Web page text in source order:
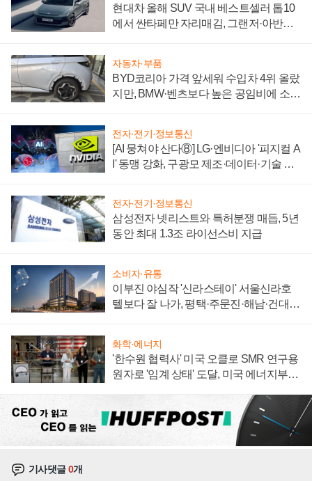
현대차 올해 SUV 국내 베스트셀러 톱10
에서 싼타페만 자리매김, 그랜저·아반떼
자동차·부품
BYD코리아 가격 앞세워 수입차 4위 올랐
지만, BMW·벤츠보다 높은 공임비에 소비
전자·전기·정보통신
[AI 뭉쳐야 산다⑧] LG·엔비디아 '피지컬 A
I' 동맹 강화, 구광모 제조·데이터·기술 결
전자·전기·정보통신
삼성전자 넷리스트와 특허분쟁 매듭, 5년
동안 최대 1.3조 라이선스비 지급
소비자·유통
이부진 야심작 '신라스테이' 서울신라호
텔보다 잘 나가, 평택·주문진·해남·건대로
화학·에너지
'한수원 협력사' 미국 오클로 SMR 연구용
원자로 '임계 상태' 도달, 미국 에너지부
기사댓글0개